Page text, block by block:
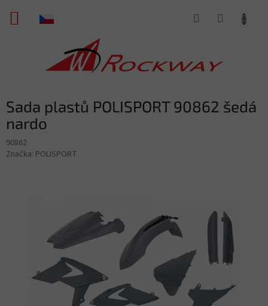
obsah
NÁKUPNÍ
Sada plastů POLISPORT 90862 šedá
nardo
90862
Značka: POLISPORT